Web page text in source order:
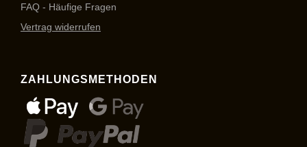
FAQ - Häufige Fragen
Vertrag widerrufen
ZAHLUNGSMETHODEN